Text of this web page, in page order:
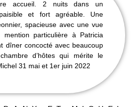
accueil. 2 nuits dans un
et fort agréable. Une
spacieuse avec une vue
mention particulière à Patricia
dîner concocté avec beaucoup
d’hôtes qui mérite le
31 mai et 1er juin 2022